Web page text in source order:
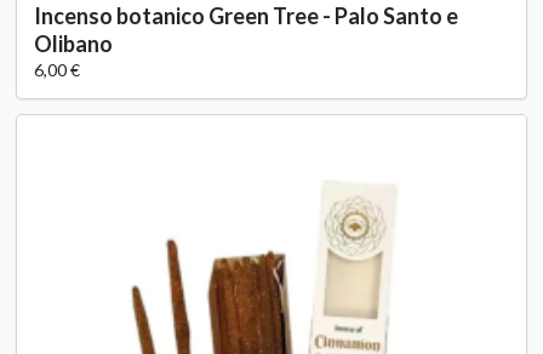
Incenso botanico Green Tree - Palo Santo e
Olibano
6,00 €